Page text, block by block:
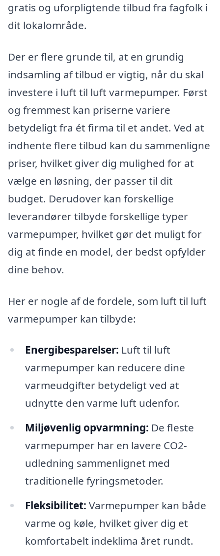
gratis og uforpligtende tilbud fra fagfolk i
dit lokalområde.
Der er flere grunde til, at en grundig
indsamling af tilbud er vigtig, når du skal
investere i luft til luft varmepumper. Først
og fremmest kan priserne variere
betydeligt fra ét firma til et andet. Ved at
indhente flere tilbud kan du sammenligne
priser, hvilket giver dig mulighed for at
vælge en løsning, der passer til dit
budget. Derudover kan forskellige
leverandører tilbyde forskellige typer
varmepumper, hvilket gør det muligt for
dig at finde en model, der bedst opfylder
dine behov.
Her er nogle af de fordele, som luft til luft
varmepumper kan tilbyde:
Energibesparelser: Luft til luft
varmepumper kan reducere dine
varmeudgifter betydeligt ved at
udnytte den varme luft udenfor.
Miljøvenlig opvarmning: De fleste
varmepumper har en lavere CO2-
udledning sammenlignet med
traditionelle fyringsmetoder.
Fleksibilitet: Varmepumper kan både
varme og køle, hvilket giver dig et
komfortabelt indeklima året rundt.